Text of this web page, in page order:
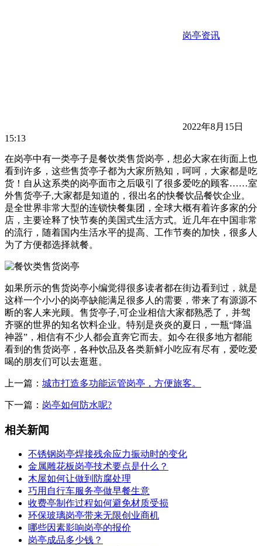
岗亭资讯
2022年8月15日
15:13
在岗亭中有一类亭子是餐饮类售货岗亭，想必大家在街面上也
看到许多，这些售货亭子都为大家所熟知，呵呵，大家都是吃
货！自从这系类的岗亭面市之后吸引了很多爱吃的顾客……室
外售货亭子,大家都是知道的，很出名的快餐饮品餐饮企业。
是全世界非常大型的连锁快餐集团，全球大概有着许多家的分
店，主要诠释了快节奏的美国式生活方式。近几年在中国非常
的流行，随着国内生活水平的提高、工作节奏的加快，很多人
为了方便都选择就餐。
如果所示的售货岗亭小编觉得很多读者都在街边看到过，就是
这样一个小小的岗亭缺能满足很多人的需要，带来了有源源不
断的客人来光顾。售货亭子,可企业相信大家都熟悉了，并驾
齐驱的世界的知名饮料企业。特别是炎炎的夏日，一瓶“降温
神器”，相信有不少人都会直奔它而去。如今在很多地方都能
看到的售货岗亭，各种饮品及各类新鲜小吃应有尽有，爱吃爱
喝的朋友们可以去逛逛。
上一篇： 城市打造多功能运管岗亭，方便旅客。
下一篇： 岗亭如何防水呢?
相关新闻
不锈钢岗亭焊接残余应力振动时的变化
金属雕花板岗亭技术要点是什么？
木屋如何让做到防腐处理
巧用自行车服务亭做早餐生意
收费亭制作过程如何避免材质受损
环保玻璃岗亭带来无限创业商机
哪些因素影响岗亭的报价
岗亭成品多少钱？